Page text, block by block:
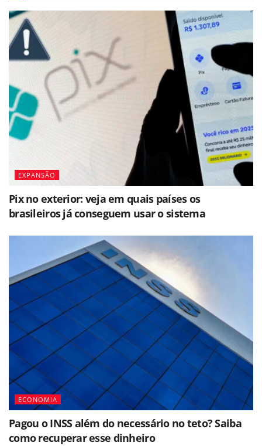
EXPANSÃO
Pix no exterior: veja em quais países os
brasileiros já conseguem usar o sistema
ECONOMIA
Pagou o INSS além do necessário no teto? Saiba
como recuperar esse dinheiro